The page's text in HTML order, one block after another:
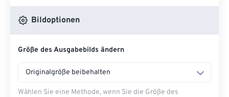
Bildoptionen
Größe des Ausgabebilds ändern
Originalgröße beibehalten
Wählen Sie eine Methode, wenn Sie die Größe des